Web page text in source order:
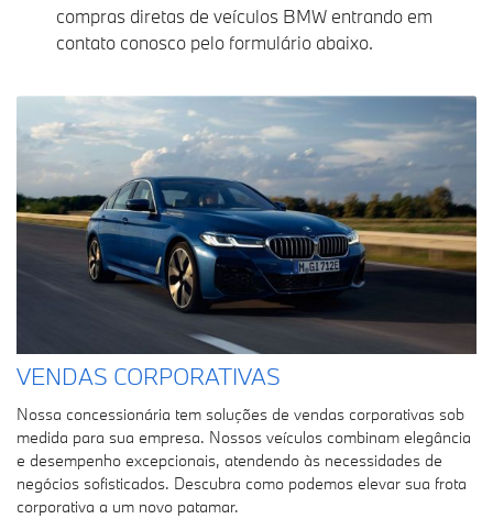
compras diretas de veículos BMW entrando em
contato conosco pelo formulário abaixo.
VENDAS CORPORATIVAS
Nossa concessionária tem soluções de vendas corporativas sob
medida para sua empresa. Nossos veículos combinam elegância
e desempenho excepcionais, atendendo às necessidades de
negócios sofisticados. Descubra como podemos elevar sua frota
corporativa a um novo patamar.